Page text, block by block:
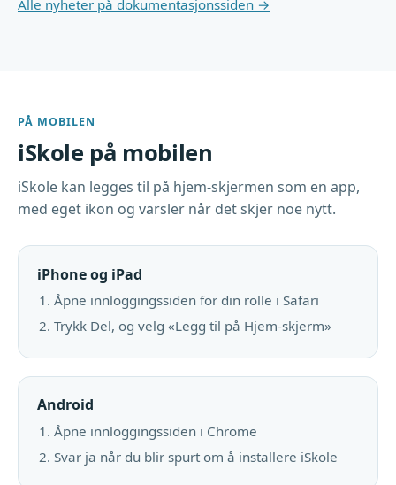
Alle nyheter på dokumentasjonssiden →
PÅ MOBILEN
iSkole på mobilen
iSkole kan legges til på hjem-skjermen som en app,
med eget ikon og varsler når det skjer noe nytt.
iPhone og iPad
Åpne innloggingssiden for din rolle i Safari
Trykk Del, og velg «Legg til på Hjem-skjerm»
Android
Åpne innloggingssiden i Chrome
Svar ja når du blir spurt om å installere iSkole